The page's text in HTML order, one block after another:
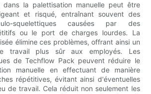
dans la palettisation manuelle peut être
et risqué, entraînant souvent des
squelettiques causées par des
ou le port de charges lourdes. La
élimine ces problèmes, offrant ainsi un
travail plus sûr aux employés. Les
de Techflow Pack peuvent réduire le
manuelle en effectuant de manière
répétitives, évitant ainsi d'éventuelles
de travail. Cela réduit non seulement les